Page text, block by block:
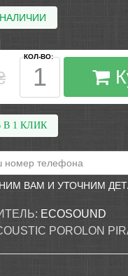
КОЛ-ВО:
В 1 КЛИК
ВАМ И УТОЧНИМ
ECOSOUND
POROLON